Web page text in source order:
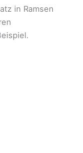
in Ramsen